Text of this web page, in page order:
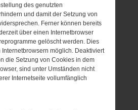
des genutzten
und damit der Setzung von
Ferner können bereits
über einen Internetbrowser
gelöscht werden. Dies
möglich. Deaktiviert
die Setzung von Cookies in dem
sind unter Umständen nicht
Internetseite vollumfänglich